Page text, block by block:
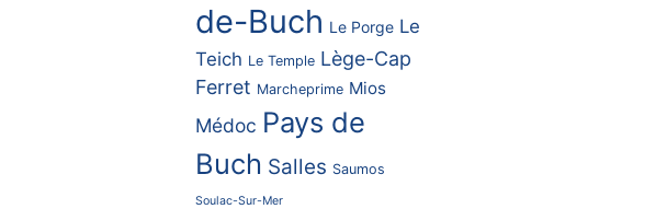
de-Buch Le Porge Le
Teich Le Temple Lège-Cap
Ferret Marcheprime Mios
Médoc Pays de
Buch Salles Saumos
Soulac-Sur-Mer